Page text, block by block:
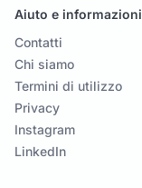
Aiuto e informazioni
Contatti
Chi siamo
Termini di utilizzo
Privacy
Instagram
LinkedIn